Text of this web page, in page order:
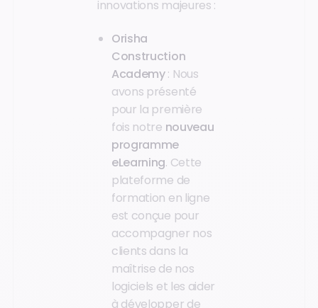
innovations majeures :
Orisha
Construction
Academy: Nous
avons présenté
pour la première
fois notre nouveau
programme
eLearning. Cette
plateforme de
formation en ligne
est conçue pour
accompagner nos
clients dans la
maîtrise de nos
logiciels et les aider
à développer de